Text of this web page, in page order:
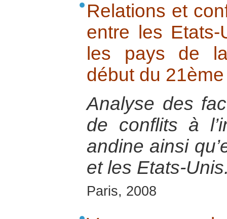
Relations et
entre les
les pays de
début du
Analyse des
de conflits à
andine ainsi
et les Etats-
Paris, 2008